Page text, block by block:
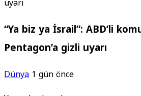
“Ya biz ya İsrail”: ABD’li
Pentagon’a gizli uyarı
Dünya 1 gün önce